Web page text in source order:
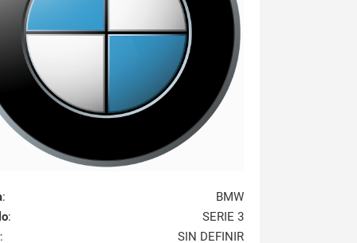
:
BMW
:
SERIE 3
:
SIN DEFINIR